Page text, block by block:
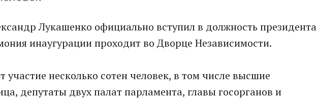
Лукашенко официально вступил в должность президента
инаугурации проходит во Дворце Независимости.
участие несколько сотен человек, в том числе высшие
депутаты двух палат парламента, главы госорганов и